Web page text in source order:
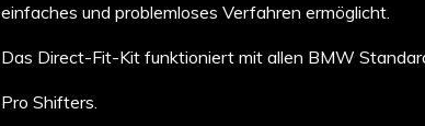
einfaches und problemloses Verfahren ermöglicht.
Das Direct-Fit-Kit funktioniert mit allen BMW
Pro Shifters.